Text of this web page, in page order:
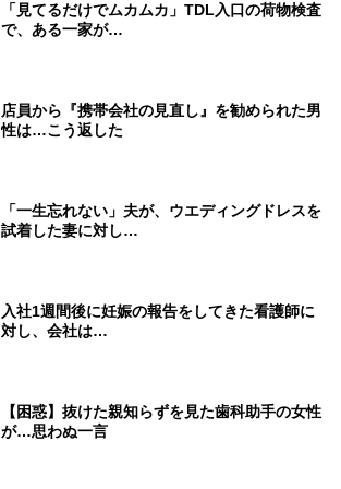
「見てるだけでムカムカ」TDL入口の荷物検査
で、ある一家が…
店員から『携帯会社の見直し』を勧められた男
性は…こう返した
「一生忘れない」夫が、ウエディングドレスを
試着した妻に対し…
入社1週間後に妊娠の報告をしてきた看護師に
対し、会社は…
【困惑】抜けた親知らずを見た歯科助手の女性
が…思わぬ一言